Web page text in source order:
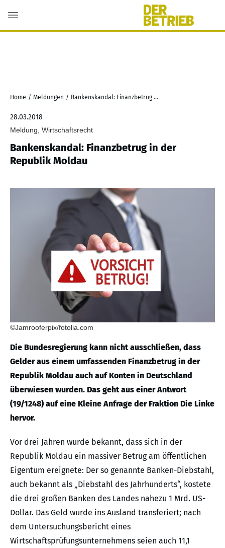
Home / Meldungen / Bankenskandal: Finanzbetrug in der Republik Moldau
28.03.2018
Meldung, Wirtschaftsrecht
Bankenskandal: Finanzbetrug in der
Republik Moldau
©Jamrooferpix/fotolia.com
Die Bundesregierung kann nicht ausschließen, dass
Gelder aus einem umfassenden Finanzbetrug in der
Republik Moldau auch auf Konten in Deutschland
überwiesen wurden. Das geht aus einer Antwort
(19/1248) auf eine Kleine Anfrage der Fraktion Die Linke
hervor.
Vor drei Jahren wurde bekannt, dass sich in der
Republik Moldau ein massiver Betrug am öffentlichen
Eigentum ereignete: Der so genannte Banken-Diebstahl,
auch bekannt als „Diebstahl des Jahrhunderts“, kostete
die drei großen Banken des Landes nahezu 1 Mrd. US-
Dollar. Das Geld wurde ins Ausland transferiert; nach
dem Untersuchungsbericht eines
Wirtschaftsprüfungsunternehmens seien auch 11,1